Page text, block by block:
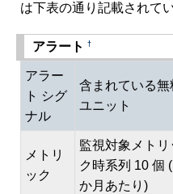
は下表の通り記載されて
アラート †
アラー
ト シグ
ナル
含まれている無
ユニット
メトリ
ック
監視対象メトリ
ク時系列 10 個
か月あたり)